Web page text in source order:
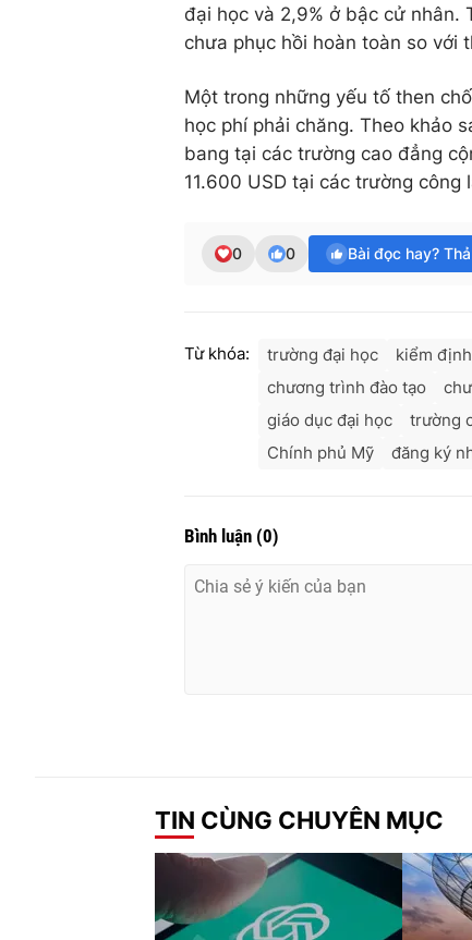
đại học và 2,9% ở bậc cử nhân.
chưa phục hồi hoàn toàn so với
Một trong những yếu tố then
học phí phải chăng. Theo khảo
bang tại các trường cao đẳng
11.600 USD tại các trường
0 0 Bài đọc hay?
Từ khóa: trường đại học kiểm
chương trình đào tạo
giáo dục đại học
trường
Chính phủ Mỹ
đăng ký
Bình luận (0)
TIN CÙNG CHUYÊN MỤC